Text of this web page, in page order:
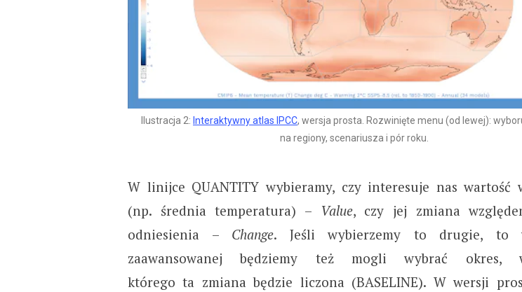
Ilustracja 2: Interaktywny atlas IPCC, wersja prosta. Rozwinięte menu (od lewej):
na regiony, scenariusza i pór roku.
W linijce QUANTITY wybieramy, czy interesuje nas wartość
(np. średnia temperatura) – Value, czy jej zmiana
odniesienia – Change. Jeśli wybierzemy to drugie, to
zaawansowanej będziemy też mogli wybrać okres,
którego ta zmiana będzie liczona (BASELINE). W wersji